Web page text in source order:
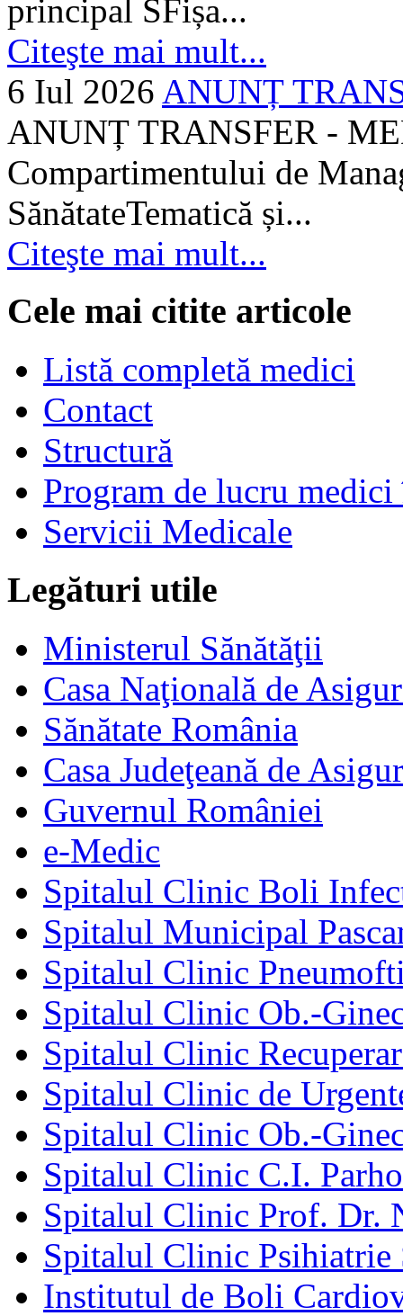
principal SFișa...
Citeşte mai mult...
6 Iul 2026 ANUNȚ
ANUNȚ TRANSFER -
Compartimentului de
SănătateTematică și...
Citeşte mai mult...
Cele mai citite articole
Listă completă medici
Contact
Structură
Program de lucru
Servicii Medicale
Legături utile
Ministerul Sănătăţii
Casa Naţională de
Sănătate România
Casa Judeţeană de
Guvernul României
e-Medic
Spitalul Clinic Boli
Spitalul Municipal
Spitalul Clinic
Spitalul Clinic Ob.-
Spitalul Clinic
Spitalul Clinic de
Spitalul Clinic Ob.-
Spitalul Clinic C.I.
Spitalul Clinic Prof. Dr.
Spitalul Clinic Psihiatrie
Institutul de Boli